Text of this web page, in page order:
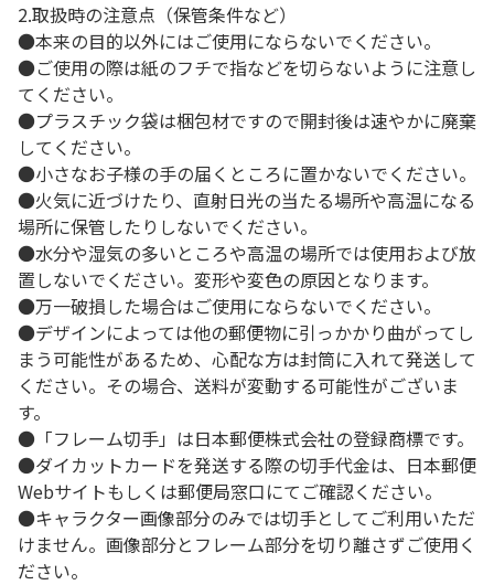
2.取扱時の注意点（保管条件など）
●本来の目的以外にはご使用にならないでください。
●ご使用の際は紙のフチで指などを切らないように注意し
てください。
●プラスチック袋は梱包材ですので開封後は速やかに廃棄
してください。
●小さなお子様の手の届くところに置かないでください。
●火気に近づけたり、直射日光の当たる場所や高温になる
場所に保管したりしないでください。
●水分や湿気の多いところや高温の場所では使用および放
置しないでください。変形や変色の原因となります。
●万一破損した場合はご使用にならないでください。
●デザインによっては他の郵便物に引っかかり曲がってし
まう可能性があるため、心配な方は封筒に入れて発送して
ください。その場合、送料が変動する可能性がございま
す。
●「フレーム切手」は日本郵便株式会社の登録商標です。
●ダイカットカードを発送する際の切手代金は、日本郵便
Webサイトもしくは郵便局窓口にてご確認ください。
●キャラクター画像部分のみでは切手としてご利用いただ
けません。画像部分とフレーム部分を切り離さずご使用く
ださい。